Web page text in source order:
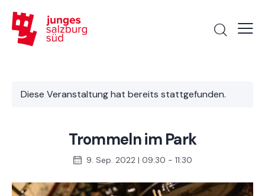
Diese Veranstaltung hat bereits stattgefunden.
Trommeln im Park
9. Sep. 2022 | 09:30 - 11:30